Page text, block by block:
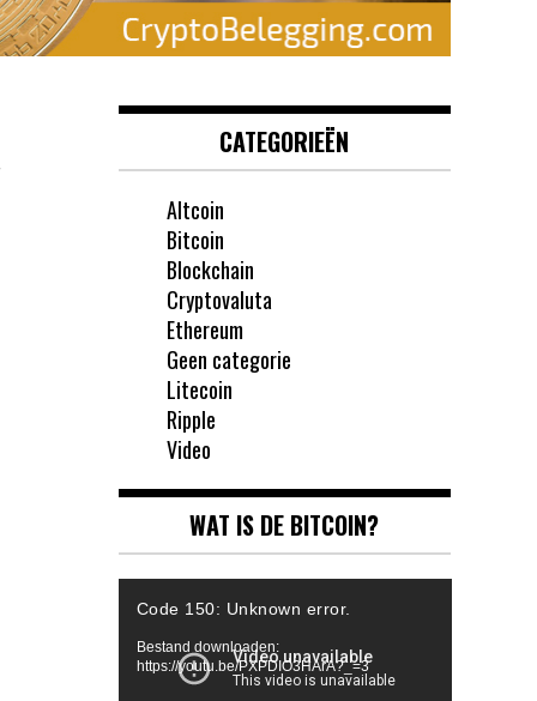
CATEGORIEËN
Altcoin
Bitcoin
Blockchain
Cryptovaluta
Ethereum
Geen categorie
Litecoin
Ripple
Video
WAT IS DE BITCOIN?
Code 150: Unknown error.
Bestand downloaden:
https://youtu.be/PXPDIO3HArA?_=3